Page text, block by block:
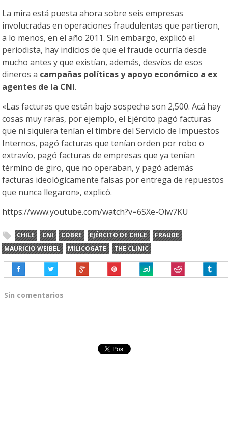
La mira está puesta ahora sobre seis empresas
involucradas en operaciones fraudulentas que partieron,
a lo menos, en el año 2011. Sin embargo, explicó el
periodista, hay indicios de que el fraude ocurría desde
mucho antes y que existían, además, desvíos de esos
dineros a campañas políticas y apoyo económico a ex
agentes de la CNI.
«Las facturas que están bajo sospecha son 2,500. Acá hay
cosas muy raras, por ejemplo, el Ejército pagó facturas
que ni siquiera tenían el timbre del Servicio de Impuestos
Internos, pagó facturas que tenían orden por robo o
extravío, pagó facturas de empresas que ya tenían
término de giro, que no operaban, y pagó además
facturas ideológicamente falsas por entrega de repuestos
que nunca llegaron», explicó.
https://www.youtube.com/watch?v=6SXe-Oiw7KU
CHILE CNI COBRE EJÉRCITO DE CHILE
FRAUDE
MAURICIO WEIBEL
MILICOGATE THE CLINIC
Sin comentarios